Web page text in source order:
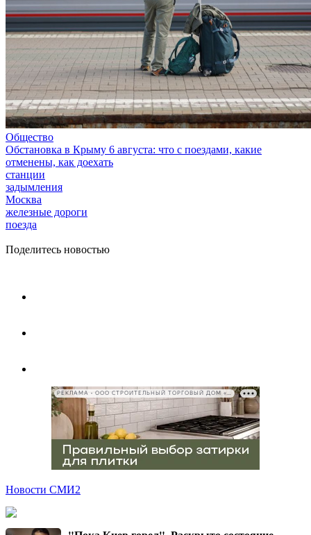
Общество
Обстановка в Крыму 6 августа: что с поездами, какие
отменены, как доехать
станции
задымления
Москва
железные дороги
поезда
Поделитесь новостью
РЕКЛАМА • ООО СТРОИТЕЛЬНЫЙ ТОРГОВЫЙ ДОМ «ПЕТРОВИЧ», ИНН 7802348846
Новости СМИ2